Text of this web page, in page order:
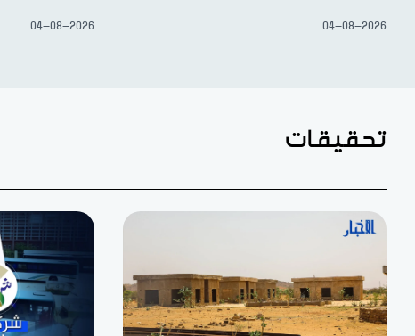
04-08-2026
04-08-2026
تحقيقات